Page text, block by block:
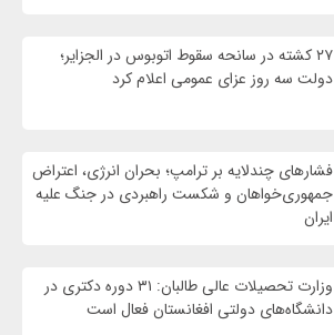
۲۷ کشته در سانحه سقوط اتوبوس در الجزایر؛
دولت سه روز عزای عمومی اعلام کرد
فشارهای چندلایه بر ترامپ؛ بحران انرژی، اعتراض
جمهوری‌خواهان و شکست راهبردی در جنگ علیه
ایران
وزارت تحصیلات عالی طالبان: ۳۱ دوره دکتری در
دانشگاه‌های دولتی افغانستان فعال است